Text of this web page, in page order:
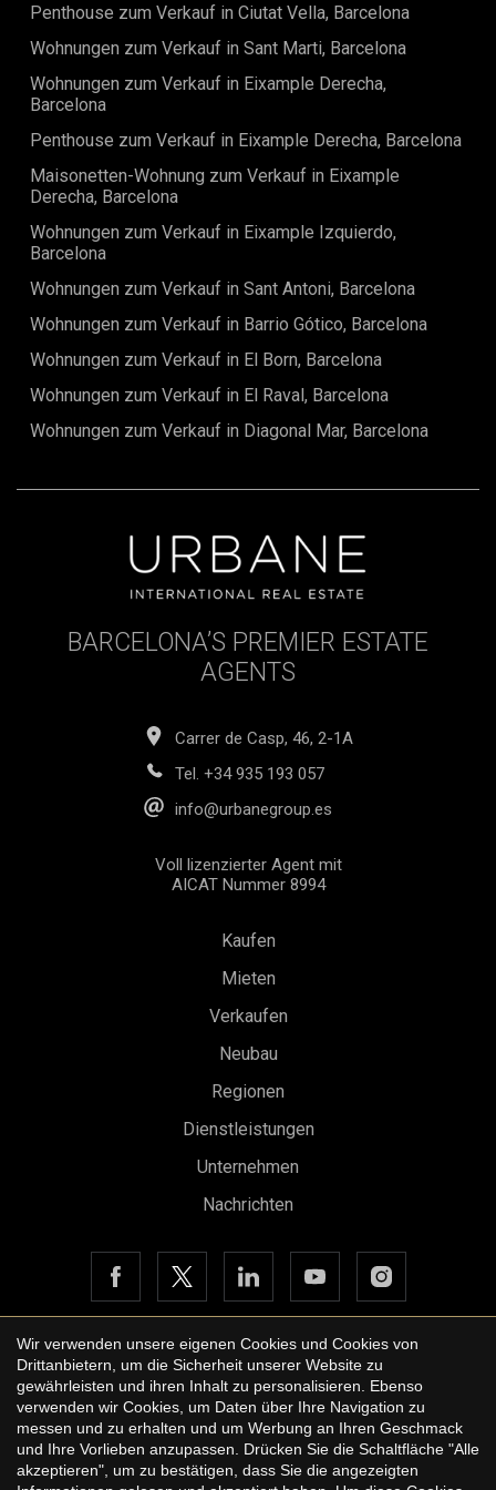
für Eigennutzer als auch für Investoren, die einen
moderne Ausstattung und eine gefragte Lage machen
ideale Gelegenheit, das echte Barcelona-Lebensgefühl in
einem seiner beliebtesten Stadtteile zu erleben.
Penthouse zum Verkauf in Ciutat Vella, Barcelona
Wohnungen zum Verkauf in Sant Marti, Barcelona
Wohnungen zum Verkauf in Eixample Derecha,
Barcelona
Penthouse zum Verkauf in Eixample Derecha, Barcelona
Maisonetten-Wohnung zum Verkauf in Eixample
Derecha, Barcelona
Wohnungen zum Verkauf in Eixample Izquierdo,
Barcelona
Wohnungen zum Verkauf in Sant Antoni, Barcelona
Wohnungen zum Verkauf in Barrio Gótico, Barcelona
Wohnungen zum Verkauf in El Born, Barcelona
Wohnungen zum Verkauf in El Raval, Barcelona
Wohnungen zum Verkauf in Diagonal Mar, Barcelona
BARCELONA’S PREMIER ESTATE
AGENTS
Carrer de Casp, 46, 2-1A
Tel. +34 935 193 057
info@urbanegroup.es
Voll lizenzierter Agent mit
AICAT Nummer 8994
Kaufen
Mieten
Verkaufen
Neubau
Regionen
Dienstleistungen
Unternehmen
Nachrichten
Copyright © 2026 Urbane International Real Estate
Rechtshinweis der Website
Datenschutzbestimmungen
Cookie-Richtlinie
Wir verwenden unsere eigenen Cookies und Cookies von
Drittanbietern, um die Sicherheit unserer Website zu
gewährleisten und ihren Inhalt zu personalisieren. Ebenso
verwenden wir Cookies, um Daten über Ihre Navigation zu
messen und zu erhalten und um Werbung an Ihren Geschmack
und Ihre Vorlieben anzupassen. Drücken Sie die Schaltfläche "Alle
akzeptieren", um zu bestätigen, dass Sie die angezeigten
Konfiguration speichern